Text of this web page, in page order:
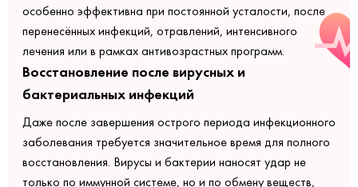
особенно эффективна при постоянной усталости, после
перенесённых инфекций, отравлений, интенсивного
лечения или в рамках антивозрастных программ.
Восстановление после вирусных и
бактериальных инфекций
Даже после завершения острого периода инфекционного
заболевания требуется значительное время для полного
восстановления. Вирусы и бактерии наносят удар не
только по иммунной системе, но и по обмену веществ,